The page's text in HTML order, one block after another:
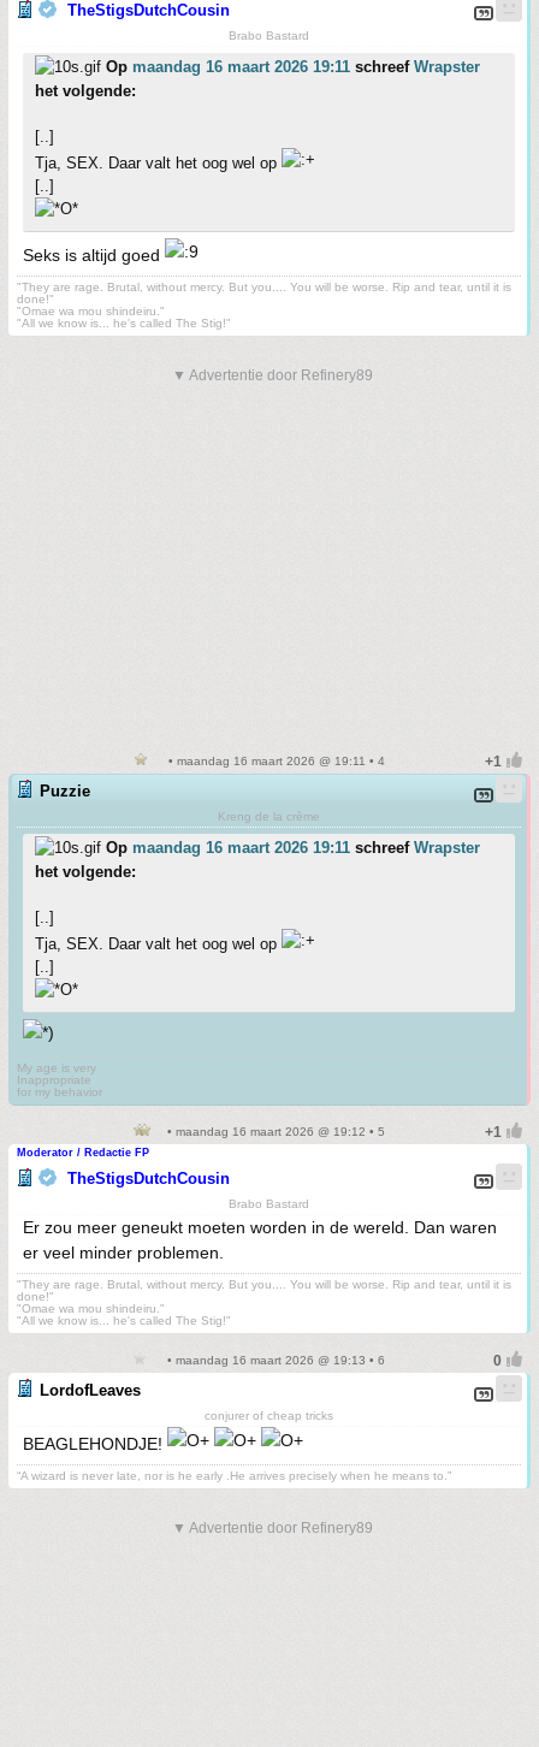
TheStigsDutchCousin
Brabo Bastard
Op maandag 16 maart 2026 19:11 schreef Wrapster
het volgende:
[..]
Tja, SEX. Daar valt het oog wel op
[..]
Seks is altijd goed
"They are rage. Brutal, without mercy. But you.... You will be worse. Rip and tear, until it is
done!"
"Omae wa mou shindeiru."
"All we know is... he's called The Stig!"
▼ Advertentie door Refinery89
• maandag 16 maart 2026 @ 19:11 • 4
Puzzie
Kreng de la crème
Op maandag 16 maart 2026 19:11 schreef Wrapster
het volgende:
[..]
Tja, SEX. Daar valt het oog wel op
[..]
My age is very
Inappropriate
for my behavior
• maandag 16 maart 2026 @ 19:12 • 5
Moderator / Redactie FP
TheStigsDutchCousin
Brabo Bastard
Er zou meer geneukt moeten worden in de wereld. Dan waren
er veel minder problemen.
"They are rage. Brutal, without mercy. But you.... You will be worse. Rip and tear, until it is
done!"
"Omae wa mou shindeiru."
"All we know is... he's called The Stig!"
• maandag 16 maart 2026 @ 19:13 • 6
LordofLeaves
conjurer of cheap tricks
BEAGLEHONDJE!
“A wizard is never late, nor is he early .He arrives precisely when he means to.”
▼ Advertentie door Refinery89